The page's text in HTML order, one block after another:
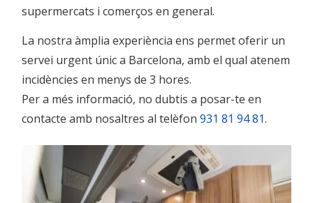
supermercats i comerços en general.
La nostra àmplia experiència ens permet oferir un
servei urgent únic a Barcelona, amb el qual atenem
incidències en menys de 3 hores.
Per a més informació, no dubtis a posar-te en
contacte amb nosaltres al telèfon 931 81 94 81.